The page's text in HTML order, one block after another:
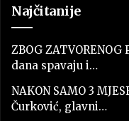
Najčitanije
ZBOG
dana spavaju i…
NAKON SAMO 3
Čurković, glavni…